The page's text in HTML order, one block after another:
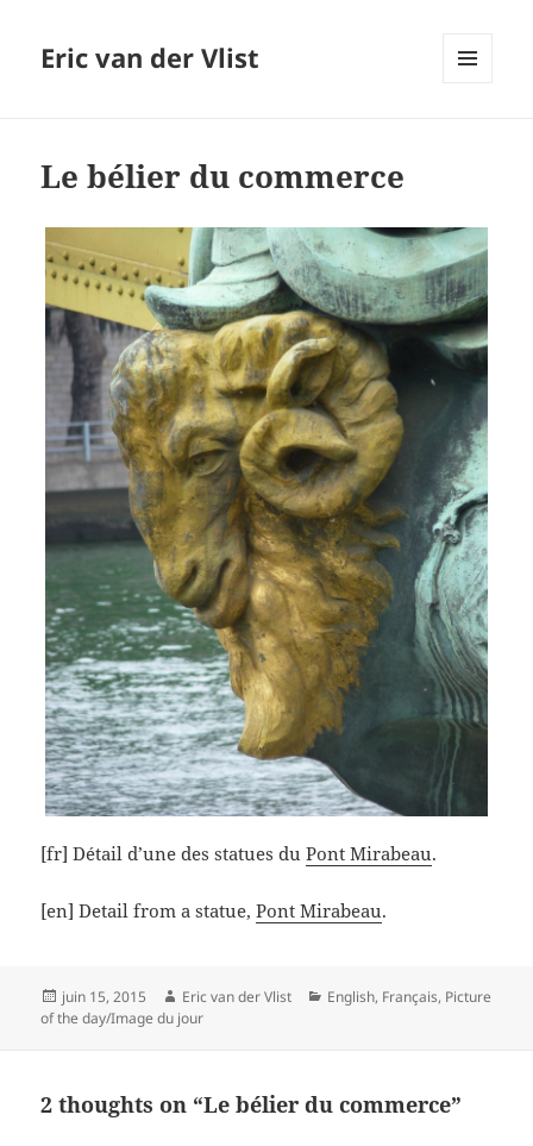
Eric van der Vlist
Le bélier du commerce
[fr] Détail d’une des statues duPont Mirabeau.
[en] Detail from a statue,Pont Mirabeau.
Posted
on
juin 15, 2015 Author
Eric van der Vlist Categories
English, Français, Picture
of the day/Image du jour
2 thoughts on “Le bélier du commerce”